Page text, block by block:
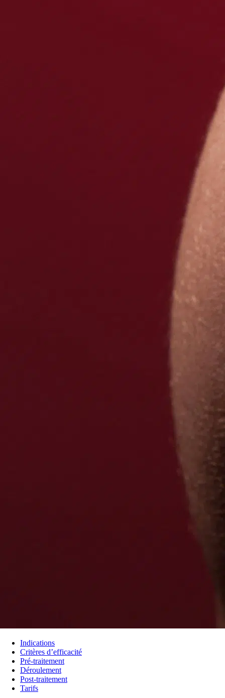
Indications
Critères d’efficacité
Pré-traitement
Déroulement
Post-traitement
Tarifs